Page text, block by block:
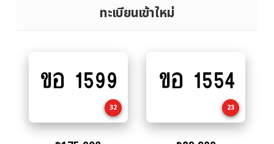
ทะเบียนเข้าใหม่
to
ขอ 1599
32
to
ขอ 1554
23